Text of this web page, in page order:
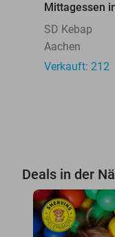
Mittagessen
SD Kebap
Aachen
Verkauft: 212
Deals in der